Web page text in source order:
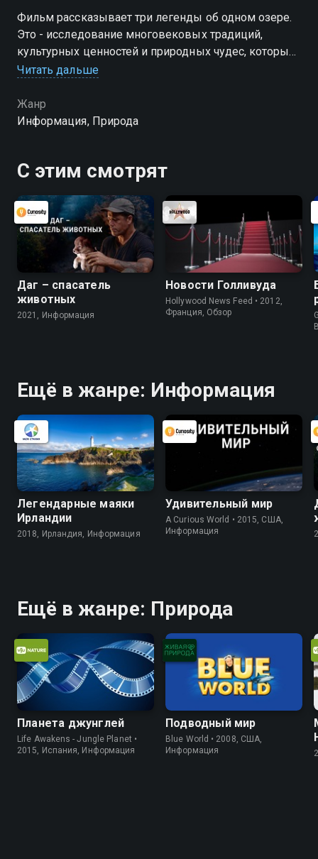
Фильм рассказывает три легенды об одном озере.
Это - исследование многовековых традиций,
культурных ценностей и природных чудес, которые
объединяют людей вокруг одного из величайших
Читать дальше
Жанр
Информация, Природа
С этим смотрят
Даг – спасатель
животных
2021, Информация
Новости Голливуда
Hollywood News Feed • 2012,
Франция, Обзор
Ещё в жанре: Информация
Легендарные маяки
Ирландии
2018, Ирландия, Информация
Удивительный мир
A Curious World • 2015, США,
Информация
Ещё в жанре: Природа
Планета джунглей
Life Awakens - Jungle Planet •
2015, Испания, Информация
Подводный мир
Blue World • 2008, США,
Информация